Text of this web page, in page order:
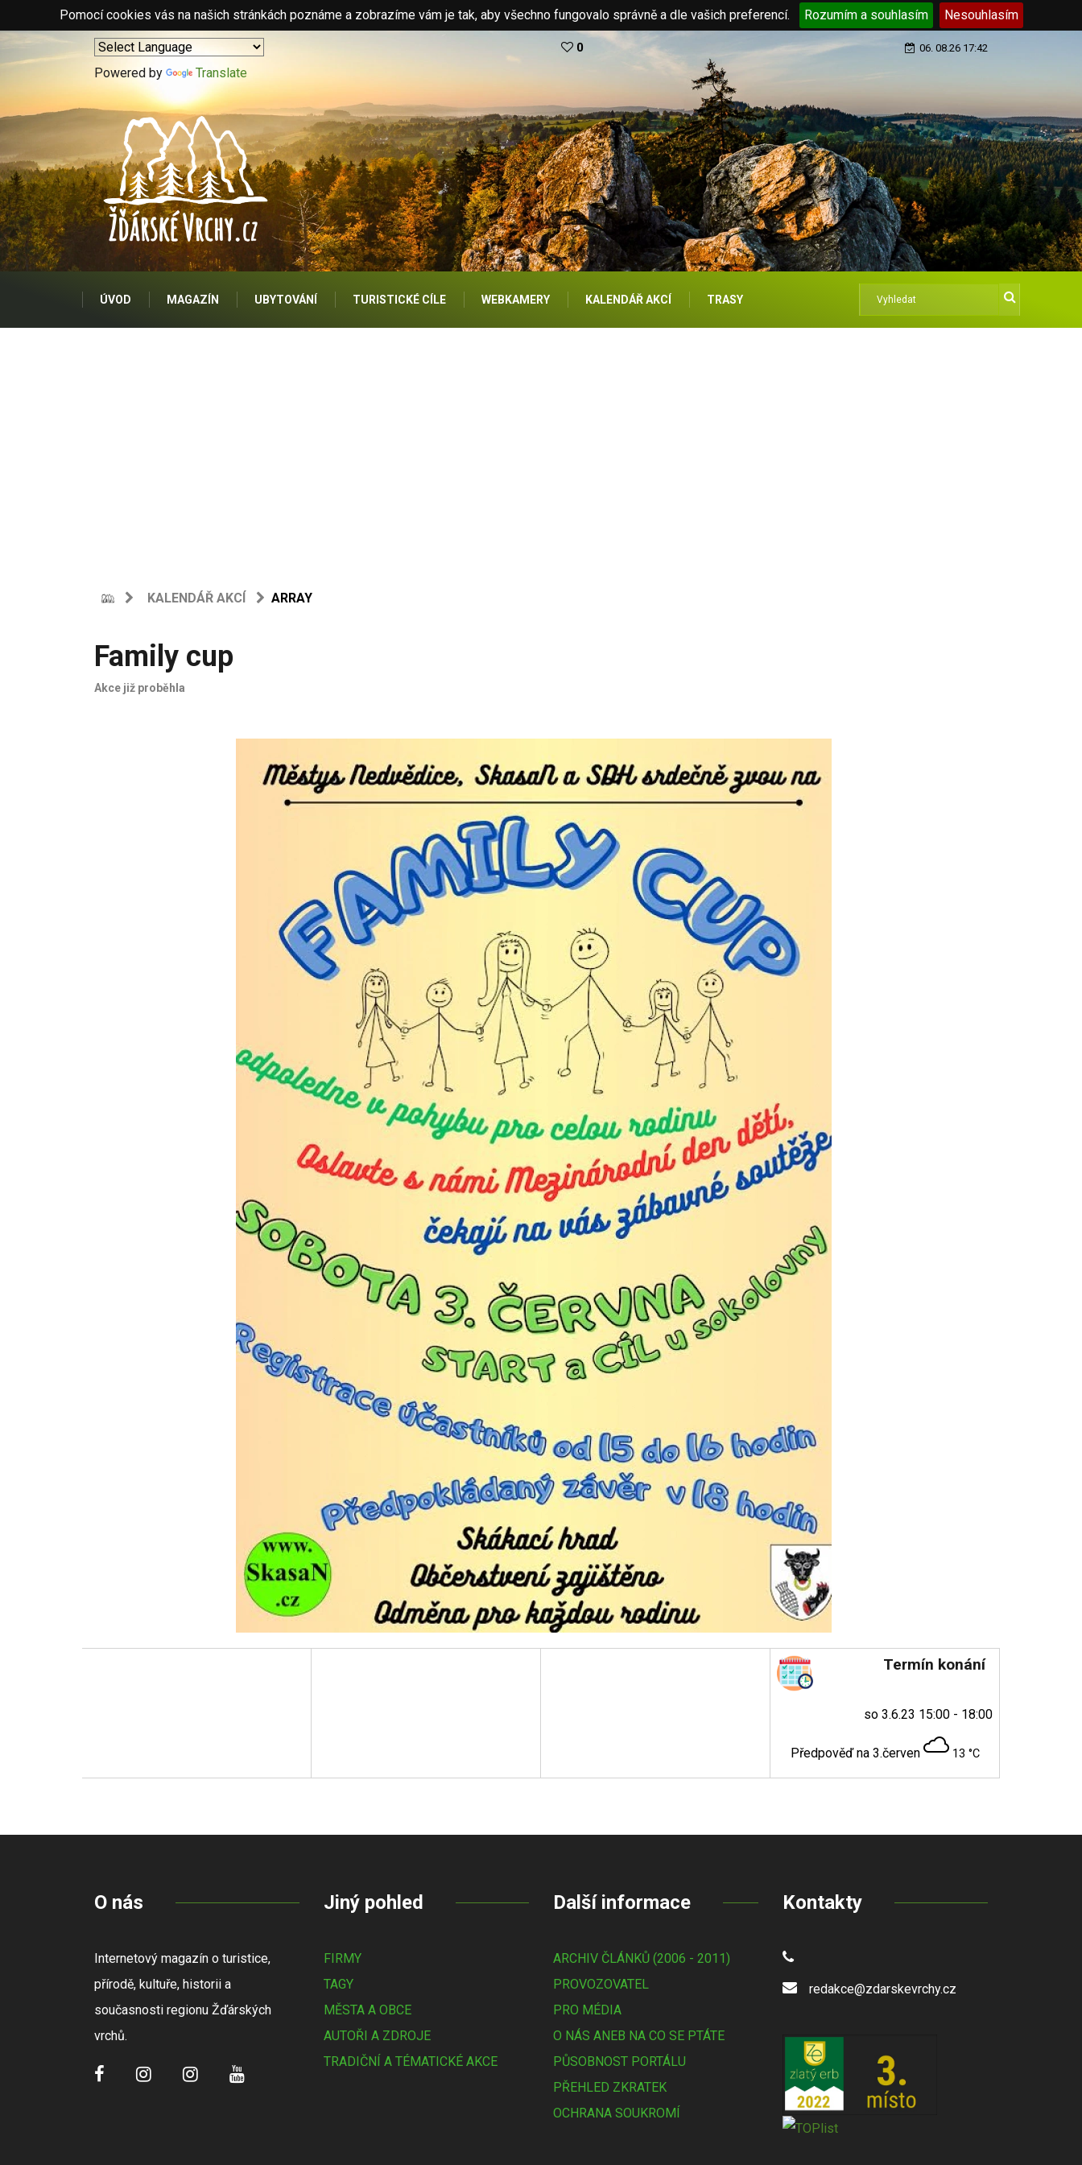
Pomocí cookies vás na našich stránkách poznáme a zobrazíme vám je tak, aby všechno fungovalo správně a dle vašich preferencí. Rozumím a souhlasím Nesouhlasím
Powered by Translate
0 06. 08.26 17:42
ÚVOD MAGAZÍN UBYTOVÁNÍ TURISTICKÉ CÍLE WEBKAMERY KALENDÁŘ AKCÍ TRASY
KALENDÁŘ AKCÍ ARRAY
Family cup
Akce již proběhla
Termín konání
so 3.6.23 15:00 - 18:00
Předpověď na 3.červen 13 °C
O nás
Internetový magazín o turistice,
přírodě, kultuře, historii a
současnosti regionu Žďárských
vrchů.
Jiný pohled
FIRMY
TAGY
MĚSTA A OBCE
AUTOŘI A ZDROJE
TRADIČNÍ A TÉMATICKÉ AKCE
Další informace
ARCHIV ČLÁNKŮ (2006 - 2011)
PROVOZOVATEL
PRO MÉDIA
O NÁS ANEB NA CO SE PTÁTE
PŮSOBNOST PORTÁLU
PŘEHLED ZKRATEK
OCHRANA SOUKROMÍ
Kontakty
redakce@zdarskevrchy.cz